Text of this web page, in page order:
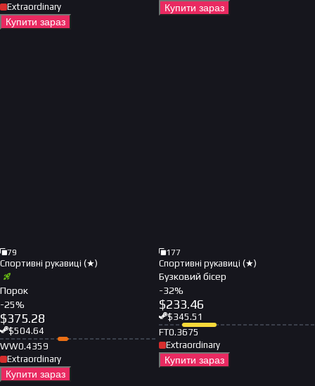
Extraordinary
Купити зараз
Купити зараз
79
Спортивні рукавиці (★)
Порок
-25%
$375.28
$504.64
WW0.4359
Extraordinary
Купити зараз
177
Спортивні рукавиці (★)
Бузковий бісер
-32%
$233.46
$345.51
FT0.3675
Extraordinary
Купити зараз